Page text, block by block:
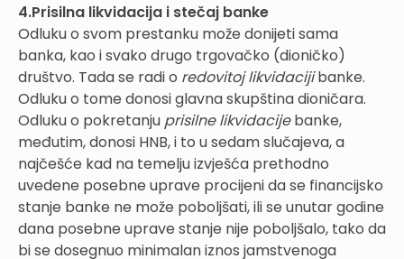
4.Prisilna likvidacija i stečaj banke
Odluku o svom prestanku može donijeti sama
banka, kao i svako drugo trgovačko (dioničko)
društvo. Tada se radi o redovitoj likvidacijibanke.
Odluku o tome donosi glavna skupština dioničara.
Odluku o pokretanju prisilne likvidacijebanke,
međutim, donosi HNB, i to u sedam slučajeva, a
najčešće kad na temelju izvješća prethodno
uvedene posebne uprave procijeni da se financijsko
stanje banke ne može poboljšati, ili se unutar godine
dana posebne uprave stanje nije poboljšalo, tako da
bi se dosegnuo minimalan iznos jamstvenoga